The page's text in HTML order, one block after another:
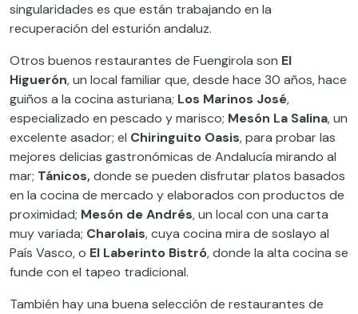
singularidades es que están trabajando en la
recuperación del esturión andaluz.
Otros buenos restaurantes de Fuengirola son El
Higuerón, un local familiar que, desde hace 30 años, hace
guiños a la cocina asturiana; Los Marinos José,
especializado en pescado y marisco; Mesón La Salina, un
excelente asador; el Chiringuito Oasis, para probar las
mejores delicias gastronómicas de Andalucía mirando al
mar; Tánicos,donde se pueden disfrutar platos basados
en la cocina de mercado y elaborados con productos de
proximidad; Mesón de Andrés, un local con una carta
muy variada; Charolais, cuya cocina mira de soslayo al
País Vasco, o El Laberinto Bistró, donde la alta cocina se
funde con el tapeo tradicional.
También hay una buena selección de restaurantes de